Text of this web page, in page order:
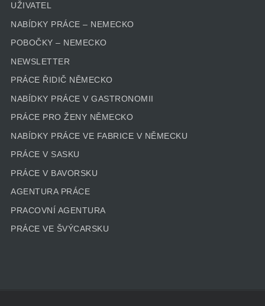
UŽIVATEL
NABÍDKY PRÁCE – NEMECKO
POBOČKY – NEMECKO
NEWSLETTER
PRÁCE ŘIDIČ NĚMECKO
NABÍDKY PRÁCE V GASTRONOMII
PRÁCE PRO ŽENY NĚMECKO
NABÍDKY PRÁCE VE FABRICE V NĚMECKU
PRÁCE V SASKU
PRÁCE V BAVORSKU
AGENTURA PRÁCE
PRACOVNÍ AGENTURA
PRÁCE VE ŠVÝCARSKU